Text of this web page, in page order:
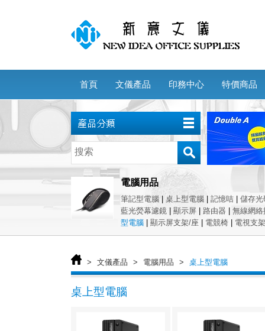
首頁 文儀產品 印務中心 特價商品
電腦用品
筆記型電腦 桌上型電腦 記憶咭
儲存光
藍光熒幕濾鏡
顯示屏 路由器
無線網絡
型電腦
顯示屏支架/座 電競椅 電視支架
> 文儀產品 > 電腦用品 > 桌上型電腦
桌上型電腦